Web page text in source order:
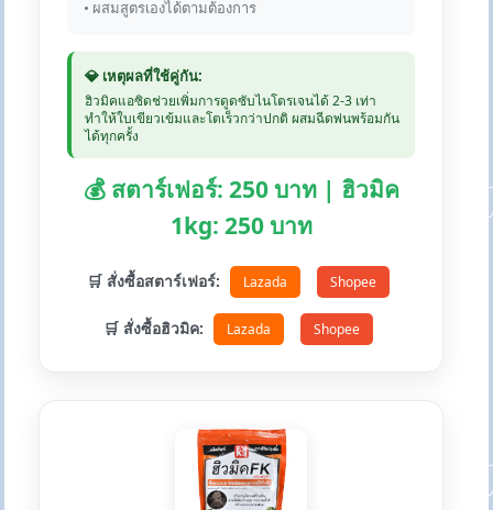
• ผสมสูตรเองได้ตามต้องการ
💎 เหตุผลที่ใช้คู่กัน:
ฮิวมิคแอซิดช่วยเพิ่มการดูดซับไนโตรเจนได้ 2-3 เท่า
ทำให้ใบเขียวเข้มและโตเร็วกว่าปกติ ผสมฉีดพ่นพร้อมกัน
ได้ทุกครั้ง
💰 สตาร์เฟอร์: 250 บาท | ฮิวมิค
1kg: 250 บาท
🛒 สั่งซื้อสตาร์เฟอร์: Lazada Shopee
🛒 สั่งซื้อฮิวมิค: Lazada Shopee